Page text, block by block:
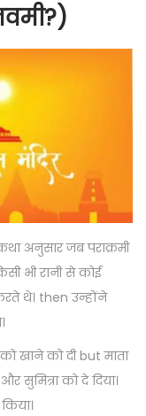
अनुसार जब पराक्रमी
भी रानी से कोई
थे। then उन्होंने
खाने को दी but माता
को दे दिया।